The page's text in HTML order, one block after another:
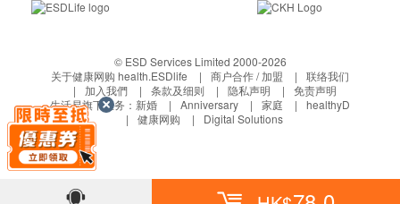
© ESD Services Limited 2000-2026
关于健康网购 health.ESDlife
商户合作 / 加盟
联络我们
加入我們
条款及细则 隐私声明
免责声明
生活易旗下业务： 新婚 Anniversary 家庭
healthyD
健康网购
Digital Solutions